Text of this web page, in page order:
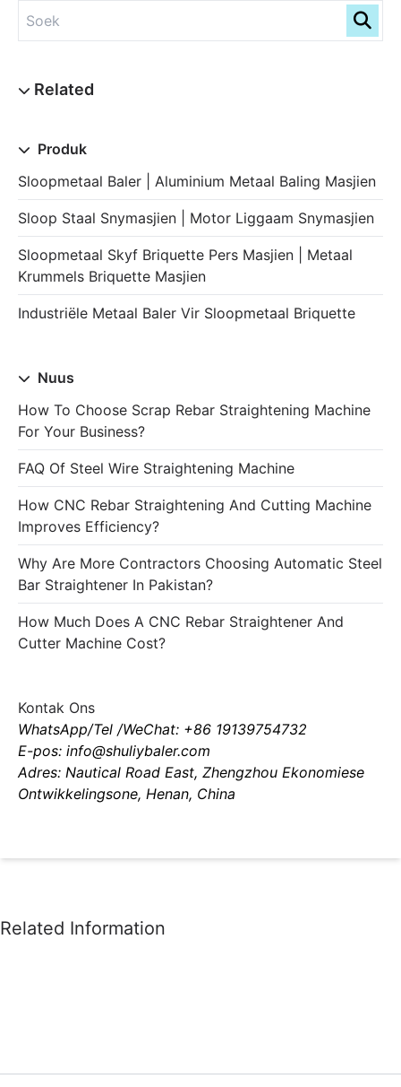
Produk
Sloopmetaal Baler | Aluminium Metaal Baling Masjien
Sloop Staal Snymasjien | Motor Liggaam Snymasjien
Sloopmetaal Skyf Briquette Pers Masjien | Metaal
Krummels Briquette Masjien
Industriële Metaal Baler Vir Sloopmetaal Briquette
Nuus
How To Choose Scrap Rebar Straightening Machine
For Your Business?
FAQ Of Steel Wire Straightening Machine
How CNC Rebar Straightening And Cutting Machine
Improves Efficiency?
Why Are More Contractors Choosing Automatic Steel
Bar Straightener In Pakistan?
How Much Does A CNC Rebar Straightener And
Cutter Machine Cost?
Kontak Ons
WhatsApp/Tel /WeChat: +86 19139754732
E-pos: info@shuliybaler.com
Adres: Nautical Road East, Zhengzhou Ekonomiese
Ontwikkelingsone, Henan, China